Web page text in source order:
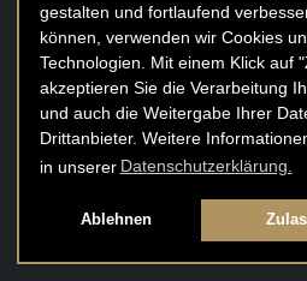
gestalten und fortlaufend
können, verwenden wir Cookies
Technologien. Mit einem Klick auf
akzeptieren Sie die Verarbeitung
und auch die Weitergabe Ihrer
Drittanbieter. Weitere
in unserer Datenschutzerklärung.
Ablehnen
22. Juli 2022 | FINE CLUB
Cesare" mit Tochter
FINE CLUB Clubhouse Alter
Isenburg
Frankreich Burgund Kurztrip